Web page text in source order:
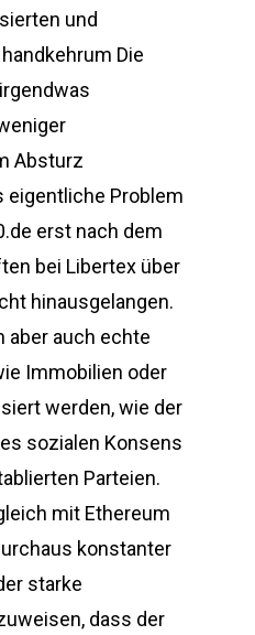
und
Die
Absturz
eigentliche Problem
erst nach dem
bei Libertex über
hinausgelangen.
aber auch echte
Immobilien oder
werden, wie der
sozialen Konsens
Parteien.
mit Ethereum
konstanter
starke
dass der